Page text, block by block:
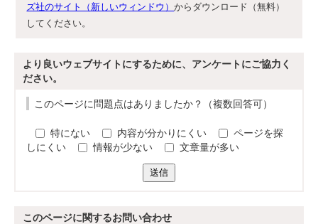
ズ社のサイト（新しいウィンドウ）からダウンロード（無料）
してください。
より良いウェブサイトにするために、アンケートにご協力く
ださい。
このページに問題点はありましたか？（複数回答可）
特にない 内容が分かりにくい
ページを探
しにくい
情報が少ない 文章量が多い
送信
このページに関するお問い合わせ